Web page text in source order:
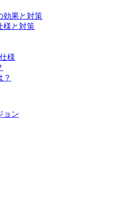
効果と対策
様と対策
様
？
ョン